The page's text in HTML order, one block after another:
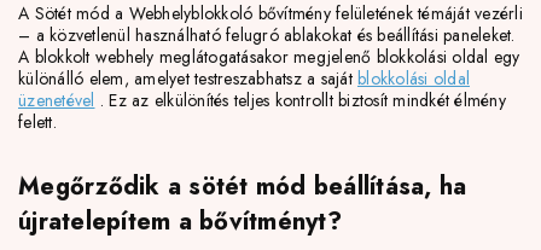
A Sötét mód a Webhelyblokkoló bővítmény felületének témáját vezérli
– a közvetlenül használható felugró ablakokat és beállítási paneleket.
A blokkolt webhely meglátogatásakor megjelenő blokkolási oldal egy
különálló elem, amelyet testreszabhatsz a saját blokkolási oldal
üzenetével . Ez az elkülönítés teljes kontrollt biztosít mindkét élmény
felett.
Megőrződik a sötét mód beállítása, ha
újratelepítem a bővítményt?